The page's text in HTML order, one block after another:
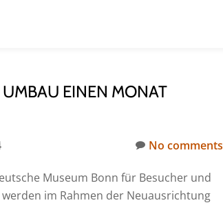
EINEN MONAT
No comments
Museum Bonn für Besucher und
im Rahmen der Neuausrichtung